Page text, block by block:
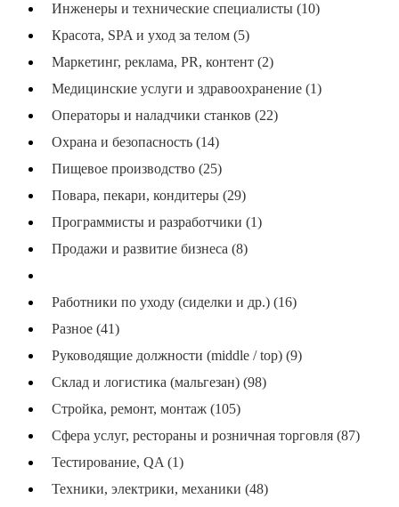
Инженеры и технические специалисты (10)
Красота, SPA и уход за телом (5)
Маркетинг, реклама, PR, контент (2)
Медицинские услуги и здравоохранение (1)
Операторы и наладчики станков (22)
Охрана и безопасность (14)
Пищевое производство (25)
Повара, пекари, кондитеры (29)
Программисты и разработчики (1)
Продажи и развитие бизнеса (8)
Работники по уходу (сиделки и др.) (16)
Разное (41)
Руководящие должности (middle / top) (9)
Склад и логистика (мальгезан) (98)
Стройка, ремонт, монтаж (105)
Сфера услуг, рестораны и розничная торговля (87)
Тестирование, QA (1)
Техники, электрики, механики (48)